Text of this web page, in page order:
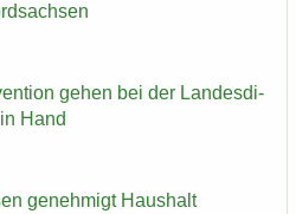
gehen bei der Lan­des­di­
Hand
ge­neh­migt Haus­halt